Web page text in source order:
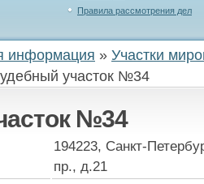
Правила рассмотрения дел
информация » Участки
участок №34
№34
194223, Санкт-
пр., д.21